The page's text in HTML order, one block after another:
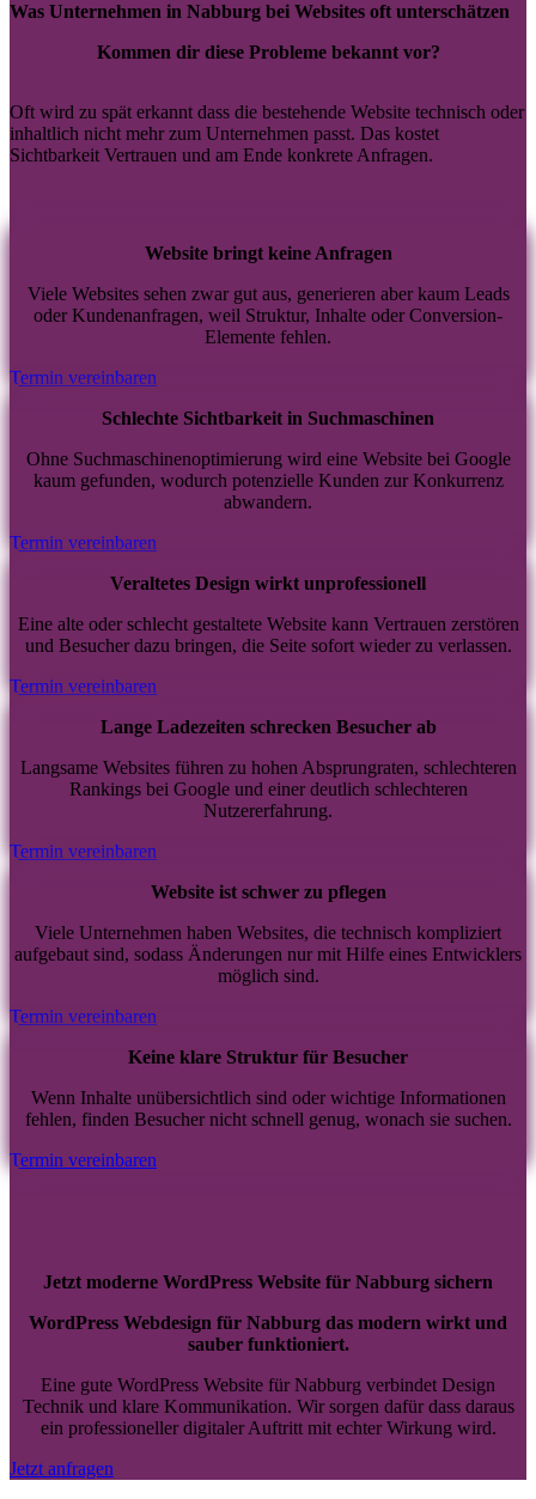
Was Unternehmen in Nabburg bei Websites oft unterschätzen
Kommen dir diese Probleme bekannt vor?
Oft wird zu spät erkannt dass die bestehende Website technisch oder
inhaltlich nicht mehr zum Unternehmen passt. Das kostet
Sichtbarkeit Vertrauen und am Ende konkrete Anfragen.
Website bringt keine Anfragen
Viele Websites sehen zwar gut aus, generieren aber kaum Leads
oder Kundenanfragen, weil Struktur, Inhalte oder Conversion-
Elemente fehlen.
Termin vereinbaren
Schlechte Sichtbarkeit in Suchmaschinen
Ohne Suchmaschinenoptimierung wird eine Website bei Google
kaum gefunden, wodurch potenzielle Kunden zur Konkurrenz
abwandern.
Termin vereinbaren
Veraltetes Design wirkt unprofessionell
Eine alte oder schlecht gestaltete Website kann Vertrauen zerstören
und Besucher dazu bringen, die Seite sofort wieder zu verlassen.
Termin vereinbaren
Lange Ladezeiten schrecken Besucher ab
Langsame Websites führen zu hohen Absprungraten, schlechteren
Rankings bei Google und einer deutlich schlechteren
Nutzererfahrung.
Termin vereinbaren
Website ist schwer zu pflegen
Viele Unternehmen haben Websites, die technisch kompliziert
aufgebaut sind, sodass Änderungen nur mit Hilfe eines Entwicklers
möglich sind.
Termin vereinbaren
Keine klare Struktur für Besucher
Wenn Inhalte unübersichtlich sind oder wichtige Informationen
fehlen, finden Besucher nicht schnell genug, wonach sie suchen.
Termin vereinbaren
Jetzt moderne WordPress Website für Nabburg sichern
WordPress Webdesign für Nabburg das modern wirkt und
sauber funktioniert.
Eine gute WordPress Website für Nabburg verbindet Design
Technik und klare Kommunikation. Wir sorgen dafür dass daraus
ein professioneller digitaler Auftritt mit echter Wirkung wird.
Jetzt anfragen